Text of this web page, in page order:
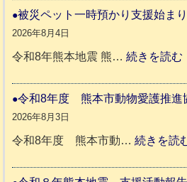
被災ペット一時預かり支援始ま
2026年8月4日
令和8年熊本地震 熊…続きを読む
一
令和8年度 熊本市動物愛護推進
2026年8月3日
令和8年度 熊本市動…続きを読